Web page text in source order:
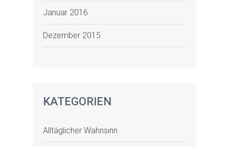
Januar 2016
Dezember 2015
KATEGORIEN
Alltäglicher Wahnsinn